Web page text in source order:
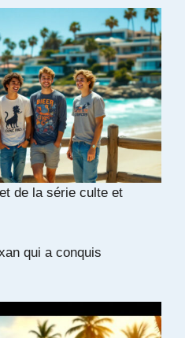
de la série culte et
qui a conquis